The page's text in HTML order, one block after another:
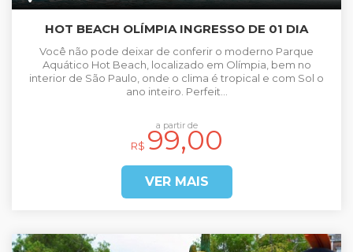
HOT BEACH OLÍMPIA INGRESSO DE 01 DIA
Você não pode deixar de conferir o moderno Parque
Aquático Hot Beach, localizado em Olímpia, bem no
interior de São Paulo, onde o clima é tropical e com Sol o
ano inteiro. Perfeit...
a partir de
R$ 99,00
VER MAIS